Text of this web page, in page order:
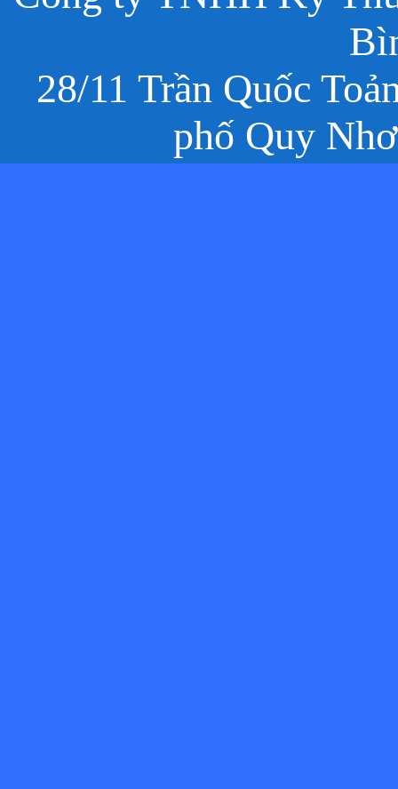
28/11 Trần Quốc
phố Quy